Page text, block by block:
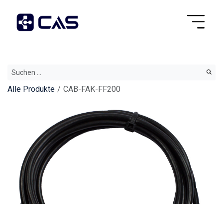
Alle Produkte CAB-FAK-FF200